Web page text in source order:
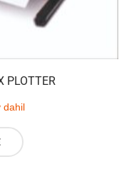
PLOTTER
dahil